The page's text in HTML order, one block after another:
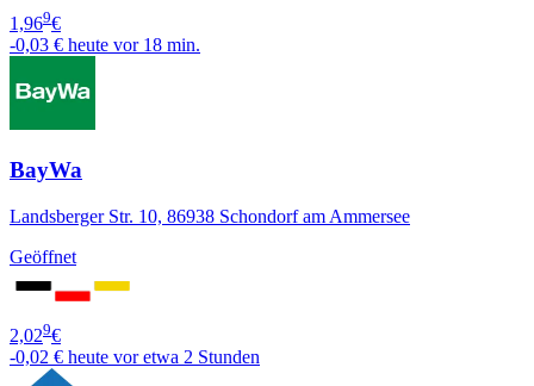
1,969€
-0,03 € heute vor 18 min.
BayWa
Landsberger Str. 10, 86938 Schondorf am Ammersee
Geöffnet
2,029€
-0,02 € heute vor etwa 2 Stunden